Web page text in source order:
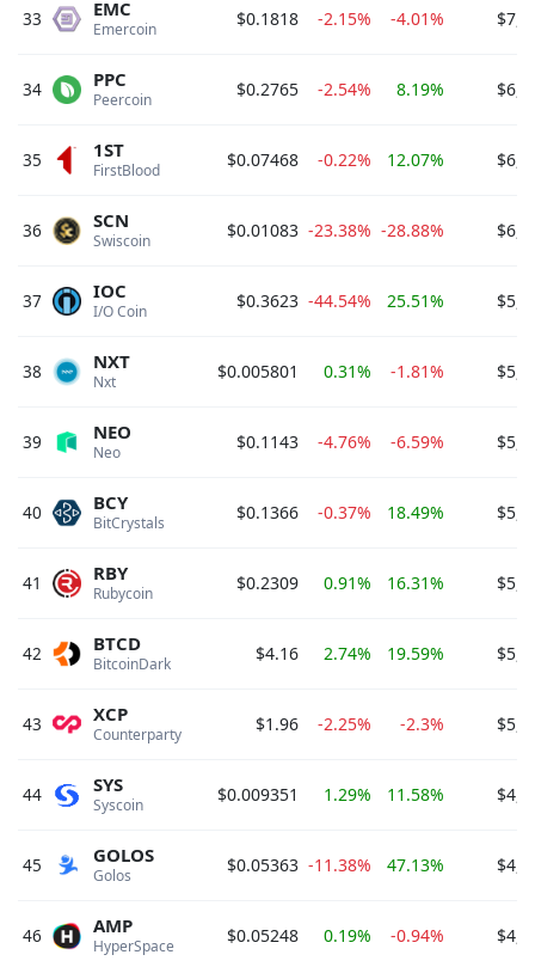
33 Emercoin
EMC $0.1818 -2.15% -4.01%
34 Peercoin
PPC $0.2765 -2.54% 8.19%
35 FirstBlood
1ST $0.07468 -0.22% 12.07%
36 Swiscoin
SCN $0.01083 -23.38% -28.88%
37 I/O Coin
IOC $0.3623 -44.54% 25.51%
38 Nxt
NXT $0.005801 0.31% -1.81%
39 Neo
NEO $0.1143 -4.76% -6.59%
40 BitCrystals
BCY $0.1366 -0.37% 18.49%
41 Rubycoin
RBY $0.2309 0.91% 16.31%
42 BitcoinDark
BTCD $4.16 2.74% 19.59%
43 Counterparty
XCP $1.96 -2.25% -2.3%
44 Syscoin
SYS $0.009351 1.29% 11.58%
45 Golos
GOLOS $0.05363 -11.38% 47.13%
46 HyperSpace
AMP $0.05248 0.19% -0.94%